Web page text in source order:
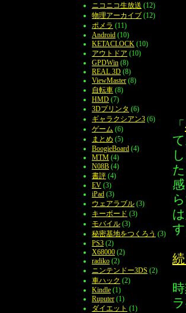
「
す
ニコニコ生放送 (12)
物理アーカイブ (12)
ポメラ (11)
Android (10)
KETACLOCK (10)
アウトドア (10)
GPDWin (8)
REAL 3D (8)
ViewMaster (8)
自転車 (8)
HMD (7)
3Dプリンタ (6)
ギャラクシアン3 (6)
ゲーム (6)
まとめ (5)
BoogieBoard (4)
MTM (4)
N08B (4)
書評 (4)
EV (3)
iPad (3)
ウェアラブル (3)
キーボード (3)
モバイル (3)
秘密基地をつくろう (3)
PS3 (2)
X68000 (2)
radiko (2)
ニンテンドー3DS (2)
車ハック (2)
Kindle (1)
Ruputer (1)
ダイエット (1)